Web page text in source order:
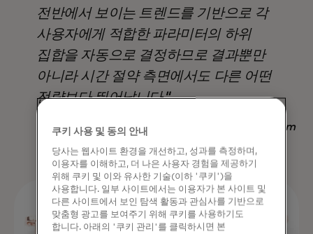
전반에서 보이는 트렌드를 기반으로 각
사용자에게 적합한 파라미터의 하위
집합을 자동으로 결정하므로 결과뿐만
아니라 시간 절약 측면에서도 다른 어떤
전략보다 뛰어납니다".
Nadav Yekutiel, Head of Data, GlassesUSA.com
쿠키 사용 및 동의 안내
당사는 웹사이트 환경을 개선하고, 성과를 측정하며,
이용자를 이해하고, 더 나은 사용자 경험을 제공하기
위해 쿠키 및 이와 유사한 기술(이하 '쿠키')을
사용합니다. 일부 사이트에서는 이용자가 본 사이트 및
다른 사이트에서 보인 탐색 활동과 관심사를 기반으로
맞춤형 광고를 보여주기 위해 쿠키를 사용하기도
합니다. 아래의 '쿠키 관리'를 클릭하시면 본